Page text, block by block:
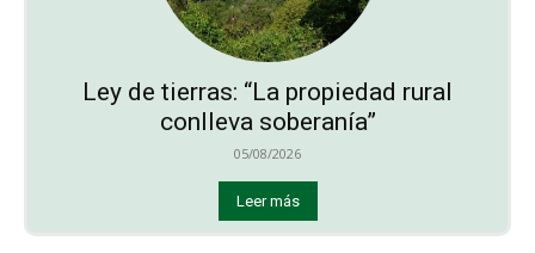
Ley de tierras: “La propiedad rural
conlleva soberanía”
05/08/2026
Leer más